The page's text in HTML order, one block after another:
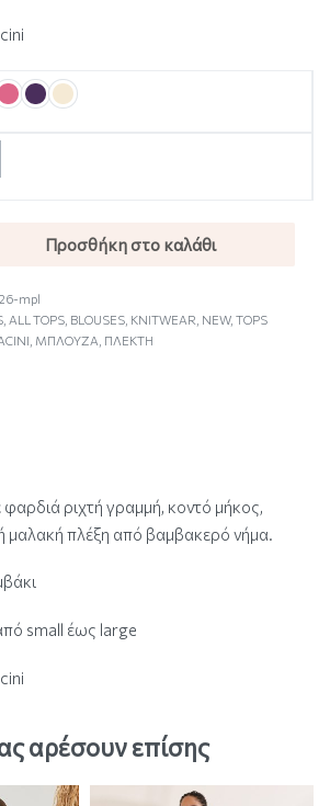
Προσθήκη στο καλάθι
mpl
ALL TOPS BLOUSES KNITWEAR NEW, TOPS
ΜΠΛΟΥΖΑ ΠΛΕΚΤΗ
ριχτή γραμμή, κοντό μήκος,
μαλακή πλέξη από βαμβακερό νήμα.
small έως large
αρέσουν επίσης